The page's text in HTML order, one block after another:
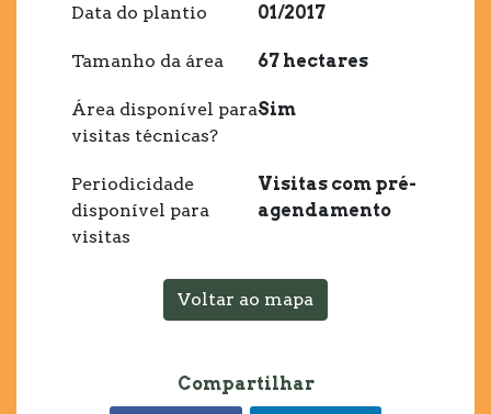
Data do plantio 01/2017
Tamanho da área 67 hectares
Área disponível para
visitas técnicas?
Sim
Periodicidade
disponível para
visitas
Visitas com pré-
agendamento
Voltar ao mapa
Compartilhar